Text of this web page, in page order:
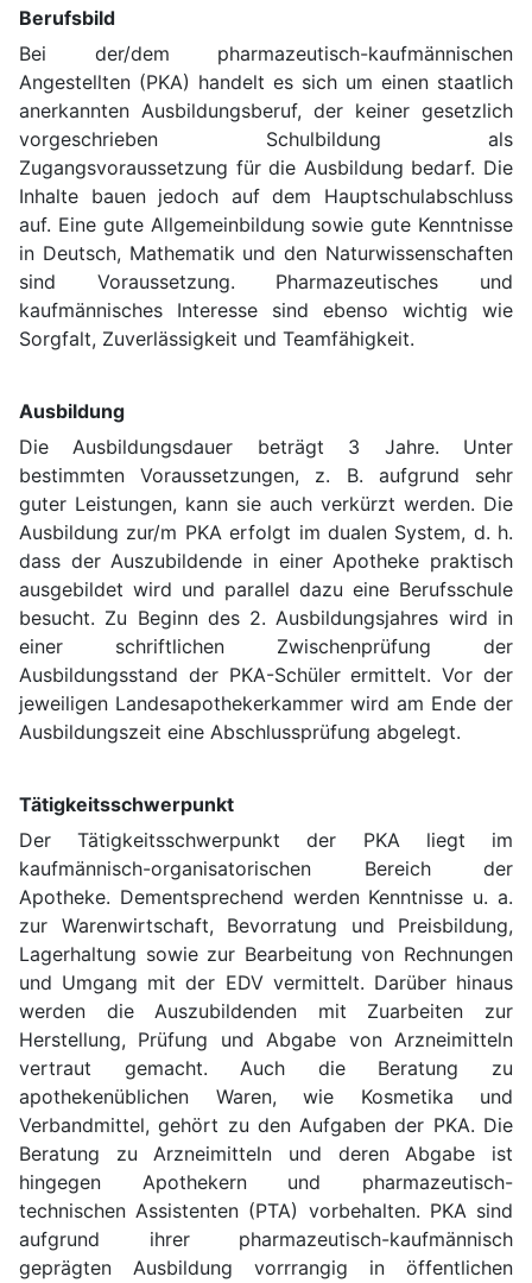
Berufsbild
Bei der/dem pharmazeutisch-kaufmännischen
Angestellten (PKA) handelt es sich um einen staatlich
anerkannten Ausbildungsberuf, der keiner gesetzlich
vorgeschrieben Schulbildung als
Zugangsvoraussetzung für die Ausbildung bedarf. Die
Inhalte bauen jedoch auf dem Hauptschulabschluss
auf. Eine gute Allgemeinbildung sowie gute Kenntnisse
in Deutsch, Mathematik und den Naturwissenschaften
sind Voraussetzung. Pharmazeutisches und
kaufmännisches Interesse sind ebenso wichtig wie
Sorgfalt, Zuverlässigkeit und Teamfähigkeit.
Ausbildung
Die Ausbildungsdauer beträgt 3 Jahre. Unter
bestimmten Voraussetzungen, z. B. aufgrund sehr
guter Leistungen, kann sie auch verkürzt werden. Die
Ausbildung zur/m PKA erfolgt im dualen System, d. h.
dass der Auszubildende in einer Apotheke praktisch
ausgebildet wird und parallel dazu eine Berufsschule
besucht. Zu Beginn des 2. Ausbildungsjahres wird in
einer schriftlichen Zwischenprüfung der
Ausbildungsstand der PKA-Schüler ermittelt. Vor der
jeweiligen Landesapothekerkammer wird am Ende der
Ausbildungszeit eine Abschlussprüfung abgelegt.
Tätigkeitsschwerpunkt
Der Tätigkeitsschwerpunkt der PKA liegt im
kaufmännisch-organisatorischen Bereich der
Apotheke. Dementsprechend werden Kenntnisse u. a.
zur Warenwirtschaft, Bevorratung und Preisbildung,
Lagerhaltung sowie zur Bearbeitung von Rechnungen
und Umgang mit der EDV vermittelt. Darüber hinaus
werden die Auszubildenden mit Zuarbeiten zur
Herstellung, Prüfung und Abgabe von Arzneimitteln
vertraut gemacht. Auch die Beratung zu
apothekenüblichen Waren, wie Kosmetika und
Verbandmittel, gehört zu den Aufgaben der PKA. Die
Beratung zu Arzneimitteln und deren Abgabe ist
hingegen Apothekern und pharmazeutisch-
technischen Assistenten (PTA) vorbehalten. PKA sind
aufgrund ihrer pharmazeutisch-kaufmännisch
geprägten Ausbildung vorrrangig in öffentlichen